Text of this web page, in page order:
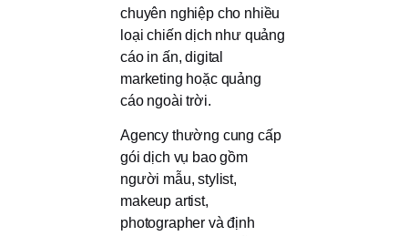
chuyên nghiệp cho nhiều
loại chiến dịch như quảng
cáo in ấn, digital
marketing hoặc quảng
cáo ngoài trời.
Agency thường cung cấp
gói dịch vụ bao gồm
người mẫu, stylist,
makeup artist,
photographer và định